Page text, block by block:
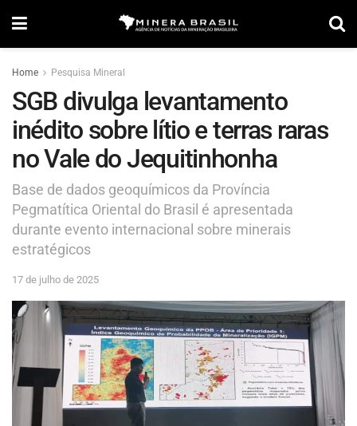
Home Pesquisa Mineral
SGB divulga levantamento
inédito sobre lítio e terras raras
no Vale do Jequitinhonha
Base de dados geoquímicos da Província
Pegmatítica Oriental do Brasil é apresentada
durante evento internacional sobre minerais
estratégicos
17 de julho de 2025